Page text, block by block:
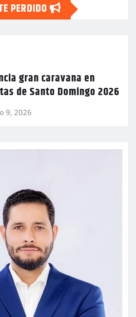
PERDIDO
gran caravana en
de Santo Domingo 2026
9, 2026